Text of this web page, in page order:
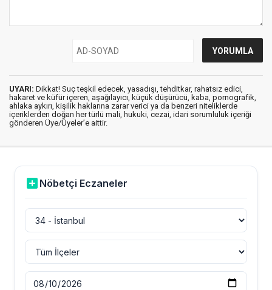
UYARI: Dikkat! Suç teşkil edecek, yasadışı, tehditkar, rahatsız edici,
hakaret ve küfür içeren, aşağılayıcı, küçük düşürücü, kaba, pornografik,
ahlaka aykırı, kişilik haklarına zarar verici ya da benzeri niteliklerde
içeriklerden doğan her türlü mali, hukuki, cezai, idari sorumluluk içeriği
gönderen Üye/Üyeler’e aittir.